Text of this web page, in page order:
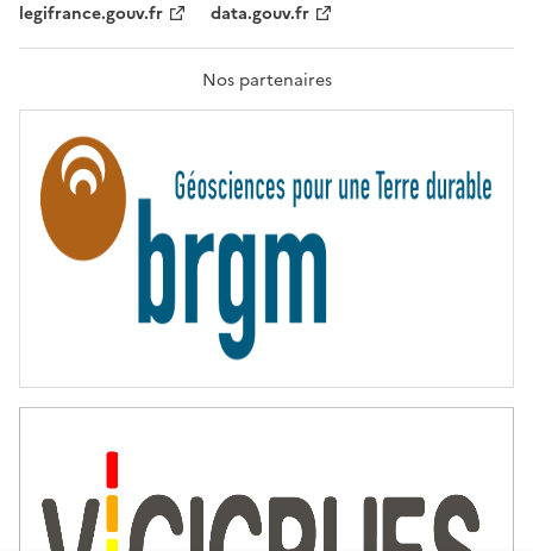
F
A
T
R
T
É
legifrance.gouv.fr
data.gouv.fr
Nos partenaires